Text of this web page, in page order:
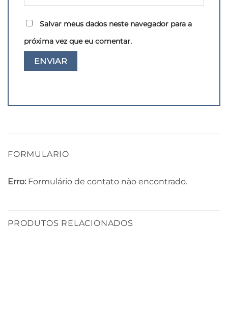
Salvar meus dados neste navegador para a
próxima vez que eu comentar.
FORMULARIO
Erro: Formulário de contato não encontrado.
PRODUTOS RELACIONADOS